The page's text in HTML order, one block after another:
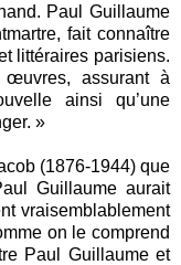
Paul Guillaume
fait connaître
littéraires parisiens.
œuvres, assurant à
ainsi qu’une
»
(1876-1944) que
Guillaume aurait
vraisemblablement
on le comprend
Paul Guillaume et